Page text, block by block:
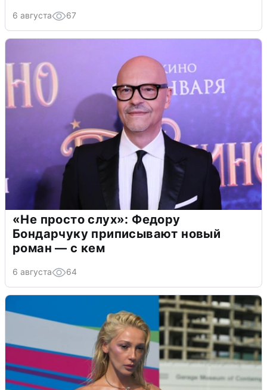
6 августа 67
«Не просто слух»: Федору
Бондарчуку приписывают новый
роман — с кем
6 августа 64